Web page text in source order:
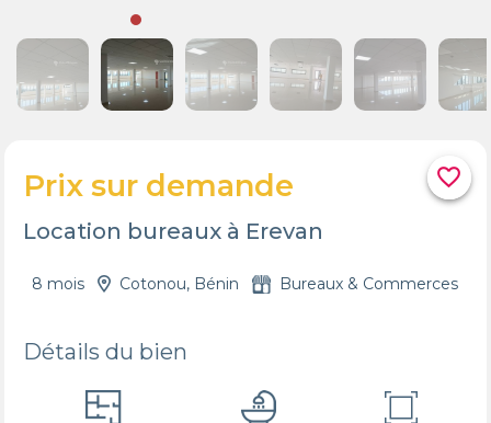
favorite_border
Prix sur demande
Location bureaux à Erevan
8 mois Cotonou, Bénin Bureaux & Commerces
Détails du bien